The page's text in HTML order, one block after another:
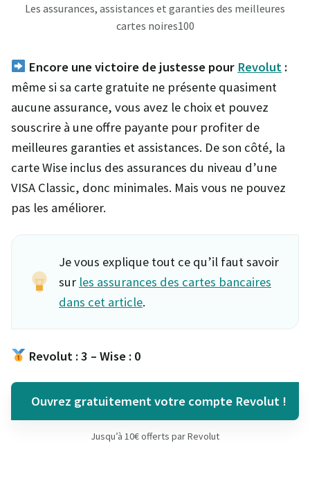
Les assurances, assistances et garanties des meilleures
cartes noires100
Encore une victoire de justesse pour Revolut :
même si sa carte gratuite ne présente quasiment
aucune assurance, vous avez le choix et pouvez
souscrire à une offre payante pour profiter de
meilleures garanties et assistances. De son côté, la
carte Wise inclus des assurances du niveau d’une
VISA Classic, donc minimales. Mais vous ne pouvez
pas les améliorer.
Je vous explique tout ce qu’il faut savoir
sur les assurances des cartes bancaires
dans cet article.
Revolut : 3 – Wise : 0
Ouvrez gratuitement votre compte Revolut !
Jusqu’à 10€ offerts par Revolut